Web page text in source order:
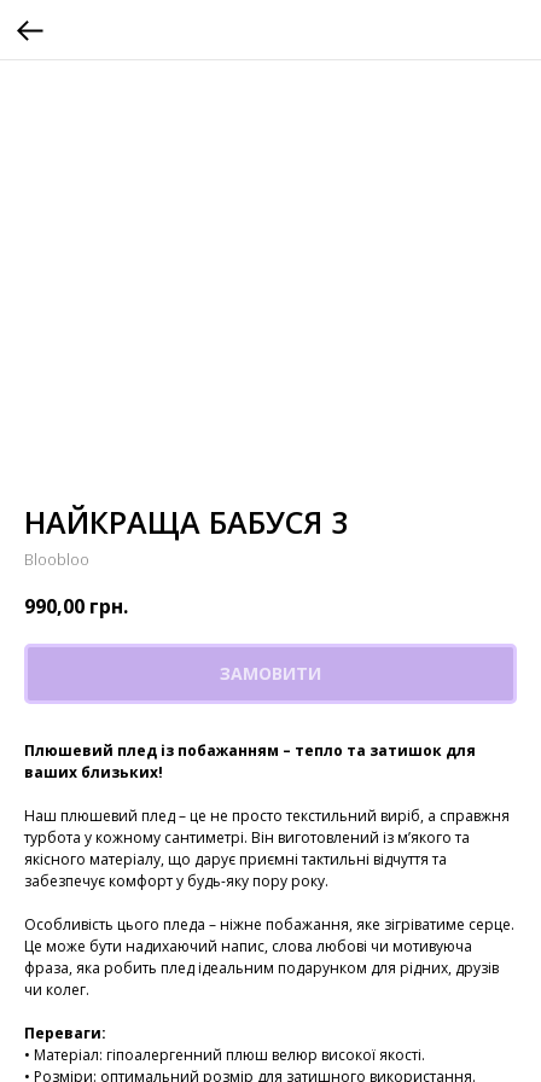
НАЙКРАЩА БАБУСЯ 3
Bloobloo
990,00 грн.
ЗАМОВИТИ
Плюшевий плед із побажанням – тепло та затишок для
ваших близьких!
Наш плюшевий плед – це не просто текстильний виріб, а справжня
турбота у кожному сантиметрі. Він виготовлений із м’якого та
якісного матеріалу, що дарує приємні тактильні відчуття та
забезпечує комфорт у будь-яку пору року.
Особливість цього пледа – ніжне побажання, яке зігріватиме серце.
Це може бути надихаючий напис, слова любові чи мотивуюча
фраза, яка робить плед ідеальним подарунком для рідних, друзів
чи колег.
Переваги:
• Матеріал: гіпоалергенний плюш велюр високої якості.
• Розміри: оптимальний розмір для затишного використання.